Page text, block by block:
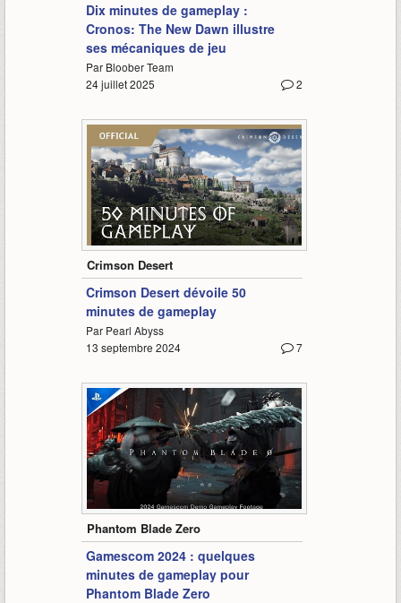
Dix minutes de gameplay :
Cronos: The New Dawn illustre
ses mécaniques de jeu
Par Bloober Team
2
24 juillet 2025
52:32
Crimson Desert
Crimson Desert dévoile 50
minutes de gameplay
Par Pearl Abyss
7
13 septembre 2024
4:07
Phantom Blade Zero
Gamescom 2024 : quelques
minutes de gameplay pour
Phantom Blade Zero